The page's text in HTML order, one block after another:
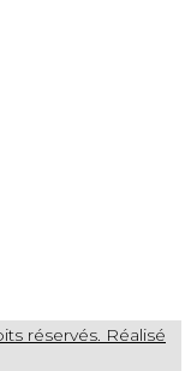
réservés. Réalisé